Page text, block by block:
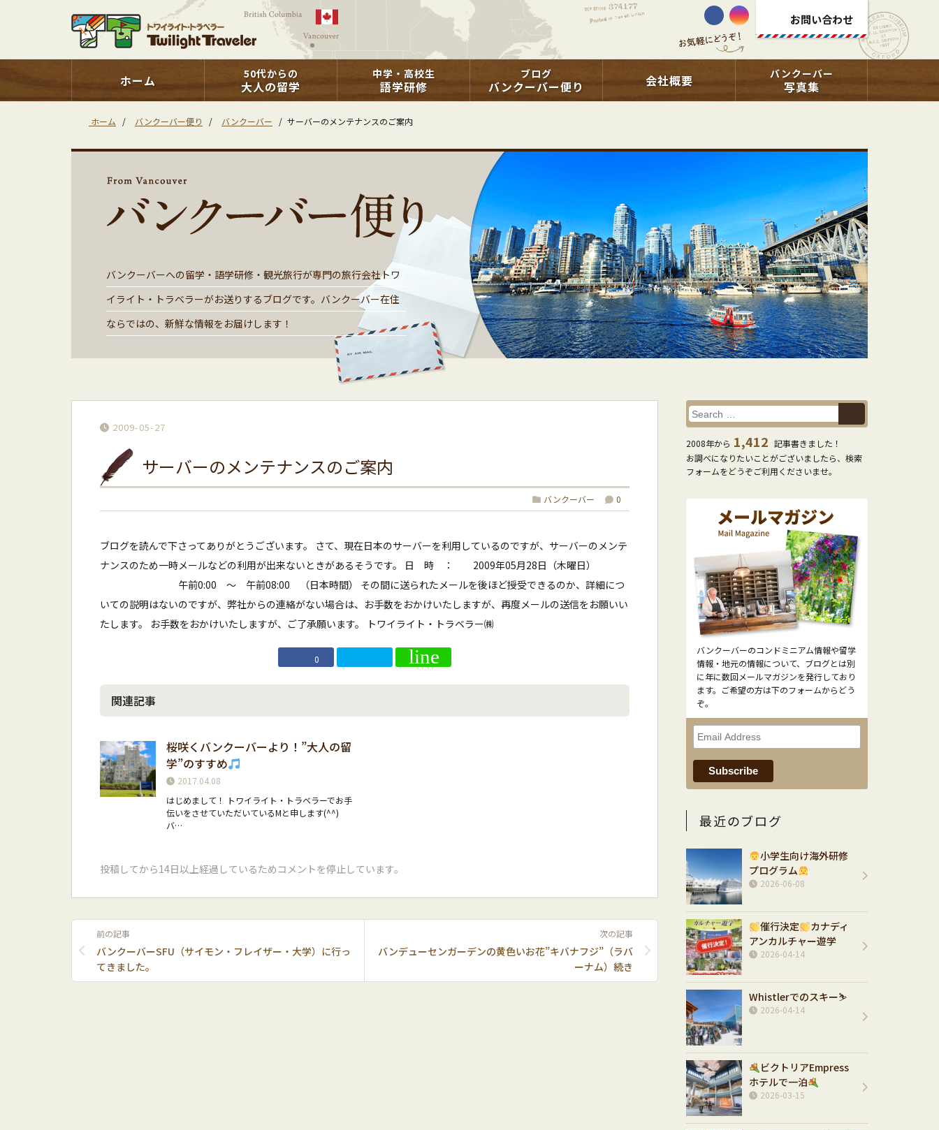
お問い合わせ
ホーム 50代からの
大人の留学
中学・高校生
語学研修
ブログ
バンクーバー便り 会社概要 バンクーバー
写真集
ホーム / バンクーバー便り / バンクーバー / サーバーのメンテナンスのご案内
バンクーバーへの留学・語学研修・観光旅行が専門の旅行会社トワ
イライト・トラベラーがお送りするブログです。バンクーバー在住
ならではの、新鮮な情報をお届けします！
2009-05-27
サーバーのメンテナンスのご案内
バンクーバー 0
ブログを読んで下さってありがとうございます。 さて、現在日本のサーバーを利用しているのですが、サーバーのメンテ
ナンスのため一時メールなどの利用が出来ないときがあるそうです。 日 時 ： 2009年05月28日（木曜日）
午前0:00 〜 午前08:00 （日本時間） その間に送られたメールを後ほど授受できるのか、詳細につ
いての説明はないのですが、弊社からの連絡がない場合は、お手数をおかけいたしますが、再度メールの送信をお願いい
たします。 お手数をおかけいたしますが、ご了承願います。 トワイライト・トラベラー㈱
0
関連記事
桜咲くバンクーバーより！”大人の留
学”のすすめ
2017.04.08
はじめまして！ トワイライト・トラベラーでお手
伝いをさせていただいているMと申します(^^)
バ…
投稿してから14日以上経過しているためコメントを停止しています。
前の記事
バンクーバーSFU（サイモン・フレイザー・大学）に行っ
てきました。
次の記事
バンデューセンガーデンの黄色いお花”キバナフジ”（ラバ
ーナム）続き
2008年から 1,412 記事書きました！
お調べになりたいことがございましたら、検索
フォームをどうぞご利用くださいませ。
バンクーバーのコンドミニアム情報や留学
情報・地元の情報について、ブログとは別
に年に数回メールマガジンを発行しており
ます。ご希望の方は下のフォームからどう
ぞ。
最近のブログ
小学生向け海外研修
プログラム
2026-06-08
催行決定
カナディ
アンカルチャー遊学
2026-04-14
Whistlerでのスキー⛷️
2026-04-14
ビクトリアEmpress
ホテルで一泊
2026-03-15